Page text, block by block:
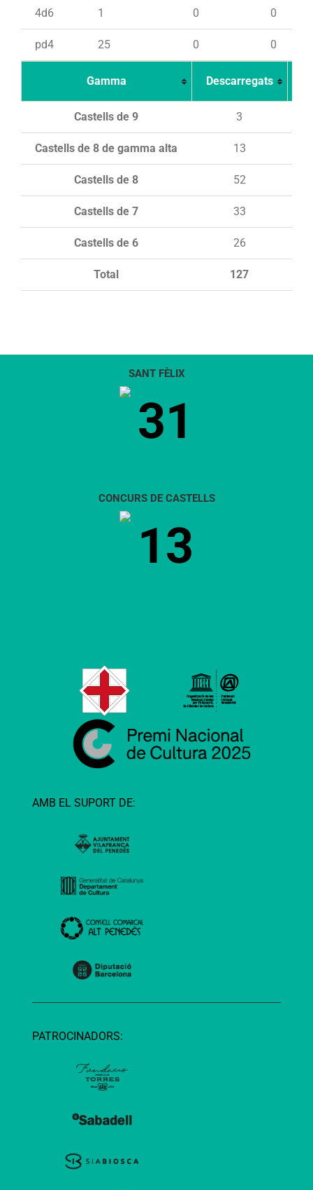
4d6 1 0 0
pd4 25 0 0
Gamma Descarregats
Total 127
Castells de 9 3
Castells de 8 de gamma alta 13
Castells de 8 52
Castells de 7 33
Castells de 6 26
SANT FÈLIX
31
CONCURS DE CASTELLS
13
AMB EL SUPORT DE:
PATROCINADORS: